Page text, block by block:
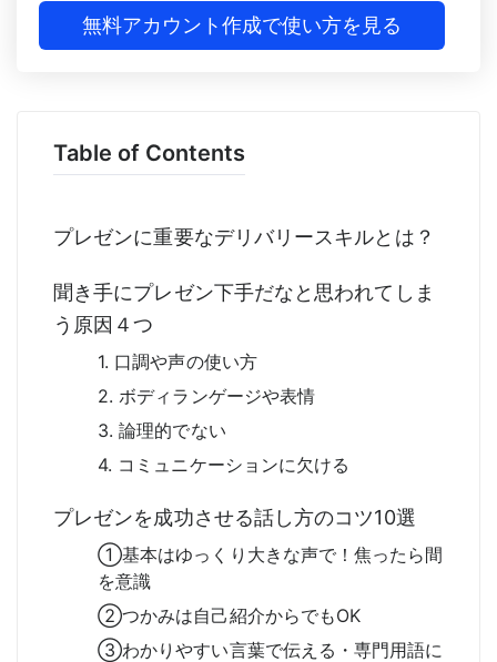
無料アカウント作成で使い方を見る
Table of Contents
プレゼンに重要なデリバリースキルとは？
聞き手にプレゼン下手だなと思われてしま
う原因４つ
1. 口調や声の使い方
2. ボディランゲージや表情
3. 論理的でない
4. コミュニケーションに欠ける
プレゼンを成功させる話し方のコツ10選
①基本はゆっくり大きな声で！焦ったら間
を意識
②つかみは自己紹介からでもOK
③わかりやすい言葉で伝える・専門用語に